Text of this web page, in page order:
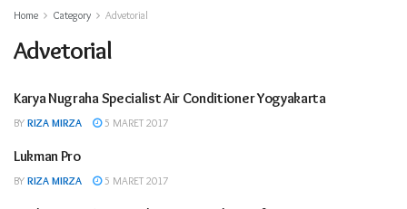
Home Category Advetorial
Advetorial
Advetorial
Karya Nugraha Specialist Air Conditioner Yogyakarta
BY RIZA MIRZA 5 MARET 2017
Advetorial
Lukman Pro
BY RIZA MIRZA 5 MARET 2017